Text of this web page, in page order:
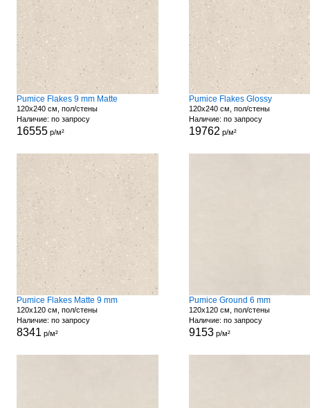
Pumice Flakes 9 mm Matte
120x240 см, пол/стены
Наличие: по запросу
16555р/м²
Pumice Flakes Glossy
120x240 см, пол/стены
Наличие: по запросу
19762 р/м²
Pumice Flakes Matte 9 mm
120x120 см, пол/стены
Наличие: по запросу
8341 р/м²
Pumice Ground 6 mm
120x120 см, пол/стены
Наличие: по запросу
9153р/м²